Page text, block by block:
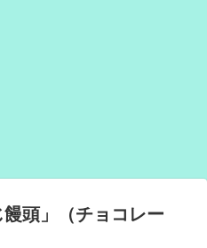
頭」（チョコレー